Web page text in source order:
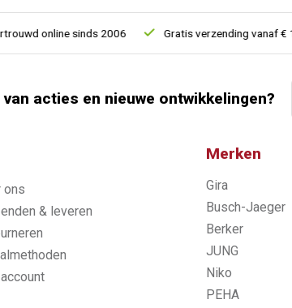
online sinds 2006 Gratis verzending vanaf € 150
acties en nieuwe ontwikkelingen?
ons
& leveren
Merken
Gira
Busch-Jaeger
Berker
JUNG
Niko
PEHA